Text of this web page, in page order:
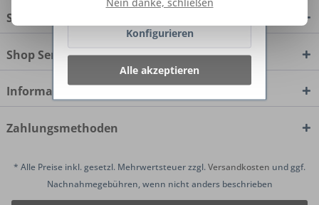
Service Hotline
Shop Service
Informationen
Zahlungsmethoden
* Alle Preise inkl. gesetzl. Mehrwertsteuer zzgl.Versandkosten und ggf.
Nachnahmegebühren, wenn nicht anders beschrieben
Konfigurieren
Alle akzeptieren